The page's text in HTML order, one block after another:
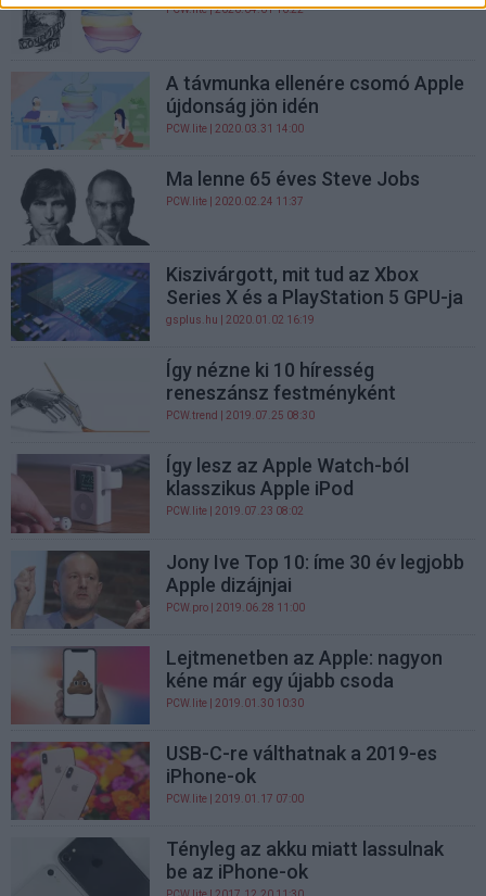
PCW.lite| 2020.04.01 10:22
A távmunka ellenére csomó Apple
újdonság jön idén
PCW.lite | 2020.03.31 14:00
Ma lenne 65 éves Steve Jobs
PCW.lite | 2020.02.24 11:37
Kiszivárgott, mit tud az Xbox
Series X és a PlayStation 5 GPU-ja
gsplus.hu | 2020.01.02 16:19
Így nézne ki 10 híresség
reneszánsz festményként
PCW.trend | 2019.07.25 08:30
Így lesz az Apple Watch-ból
klasszikus Apple iPod
PCW.lite | 2019.07.23 08:02
Jony Ive Top 10: íme 30 év legjobb
Apple dizájnjai
PCW.pro | 2019.06.28 11:00
Lejtmenetben az Apple: nagyon
kéne már egy újabb csoda
PCW.lite | 2019.01.30 10:30
USB-C-re válthatnak a 2019-es
iPhone-ok
PCW.lite | 2019.01.17 07:00
Tényleg az akku miatt lassulnak
be az iPhone-ok